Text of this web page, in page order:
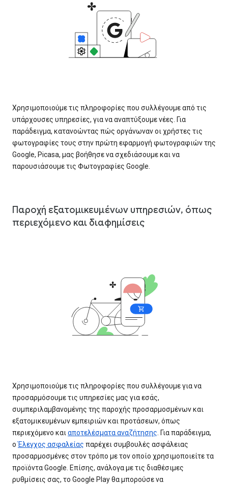
Χρησιμοποιούμε τις πληροφορίες που συλλέγουμε από τις
υπάρχουσες υπηρεσίες, για να αναπτύξουμε νέες. Για
παράδειγμα, κατανοώντας πώς οργάνωναν οι χρήστες τις
φωτογραφίες τους στην πρώτη εφαρμογή φωτογραφιών της
Google, Picasa, μας βοήθησε να σχεδιάσουμε και να
παρουσιάσουμε τις Φωτογραφίες Google.
Παροχή εξατομικευμένων υπηρεσιών, όπως
περιεχόμενο και διαφημίσεις
Χρησιμοποιούμε τις πληροφορίες που συλλέγουμε για να
προσαρμόσουμε τις υπηρεσίες μας για εσάς,
συμπεριλαμβανομένης της παροχής προσαρμοσμένων και
εξατομικευμένων εμπειριών και προτάσεων, όπως
περιεχόμενο και αποτελέσματα αναζήτησης . Για παράδειγμα,
οΈλεγχος ασφαλείας παρέχει συμβουλές ασφάλειας
προσαρμοσμένες στον τρόπο με τον οποίο χρησιμοποιείτε τα
προϊόντα Google. Επίσης, ανάλογα με τις διαθέσιμες
ρυθμίσεις σας, το Google Play θα μπορούσε να